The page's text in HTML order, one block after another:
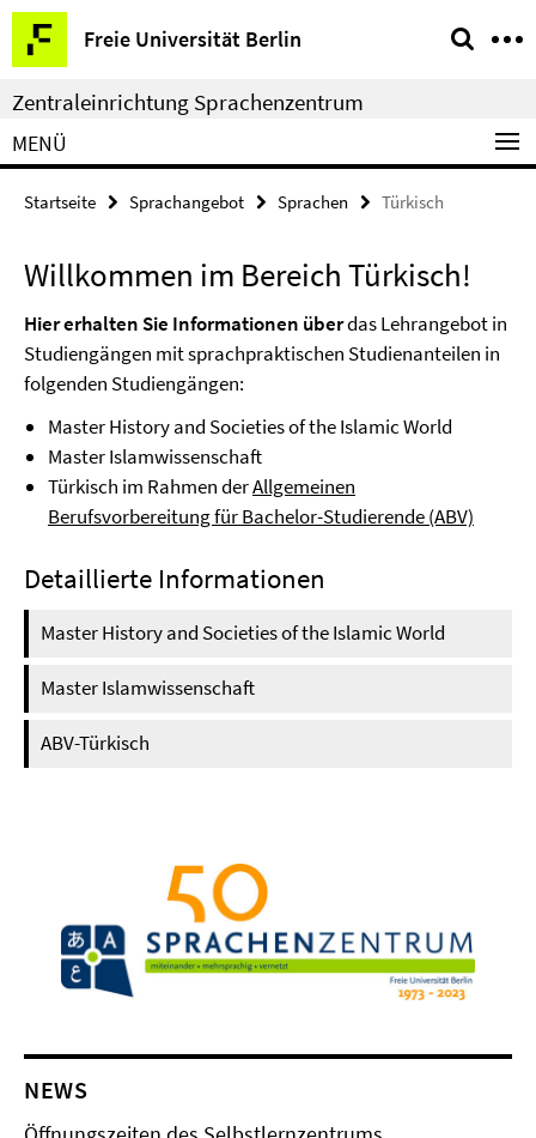
Springe
direkt
zu
Inhalt
Freie Universität Berlin
Service-
Navigation
Zentraleinrichtung Sprachenzentrum
MENÜ
Startseite Sprachangebot Sprachen Türkisch
Willkommen im Bereich Türkisch!
Hier erhalten Sie Informationen überdas Lehrangebot in
Studiengängen mit sprachpraktischen Studienanteilen in
folgenden Studiengängen:
Master History and Societies of the Islamic World
Master Islamwissenschaft
Türkisch im Rahmen derAllgemeinen
Berufsvorbereitung für Bachelor-Studierende (ABV)
Detaillierte Informationen
Master History and Societies of the Islamic World
Master Islamwissenschaft
ABV-Türkisch
NEWS